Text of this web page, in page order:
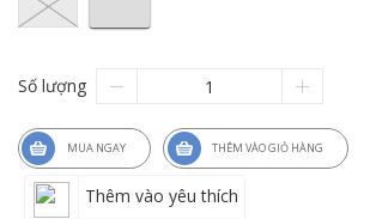
Số lượng
MUA NGAY THÊM VÀO GIỎ HÀNG
Thêm vào yêu thích